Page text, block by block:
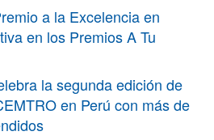
a la Excelencia en
en los Premios A Tu
la segunda edición de
en Perú con más de